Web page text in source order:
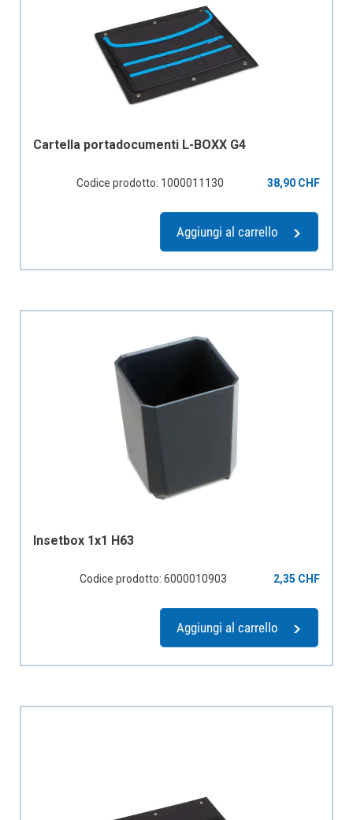
Cartella portadocumenti L-BOXX G4
Codice prodotto: 1000011130 38,90 CHF
Aggiungi al carrello
Insetbox 1x1 H63
Codice prodotto: 6000010903 2,35 CHF
Aggiungi al carrello